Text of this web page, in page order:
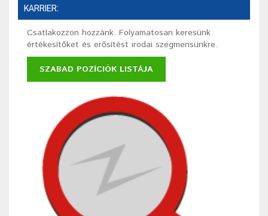
KARRIER:
Csatlakozzon hozzánk. Folyamatosan keresünk
értékesítőket és erősítést irodai szegmensünkre.
SZABAD POZÍCIÓK LISTÁJA